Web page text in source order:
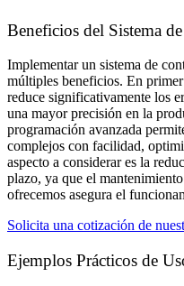
Beneficios del Sistema
Implementar un sistema de
múltiples beneficios. En
reduce significativamente los
una mayor precisión en la
programación avanzada
complejos con facilidad,
aspecto a considerar es la
plazo, ya que el
ofrecemos asegura el
Solicita una cotización de
Ejemplos Prácticos de